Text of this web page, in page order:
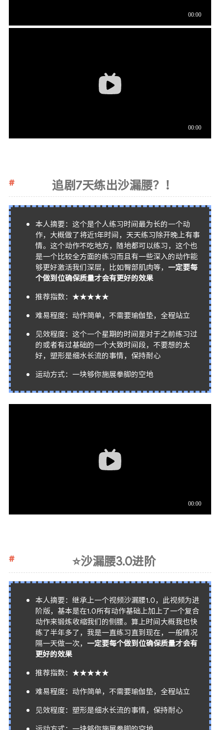
追剧7天练出沙漏腰？！
本人摘要：这个是个人练习时间最为长的一个动
作，大概做了将近1年时间，天天练习除开晚上有事
情。这个动作不吃地方，随地都可以练习，这个也
是一个比较全方面的练习而且有一些深入的动作能
够更好激活我们深层，比如臀部肌肉等， 一定要每
个做到位确保质量才会有更好的效果
推荐指数：★★★★★
难易程度：动作简单，不需要瑜伽垫，全程站立
见效程度：这个一个星期的时间是对于之前练习过
的或者有过基础的一个大致时间段，不要想的太
好，塑形是细水长流的事情，保持耐心
运动方式：一块够你施展拳脚的空地
⭐沙漏腰3.0进阶
本人摘要：继承上一个视频沙漏腰1.0，此视频为进
阶版，基本是在1.0所有动作基础上加上了一个复合
动作来锻炼收缩我们的侧腰。算上时间大概我也快
练了半年多了，我是一直练习直到现在，一般情况
隔一天做一次， 一定要每个做到位确保质量才会有
更好的效果
推荐指数：★★★★★
难易程度：动作简单，不需要瑜伽垫，全程站立
见效程度：塑形是细水长流的事情，保持耐心